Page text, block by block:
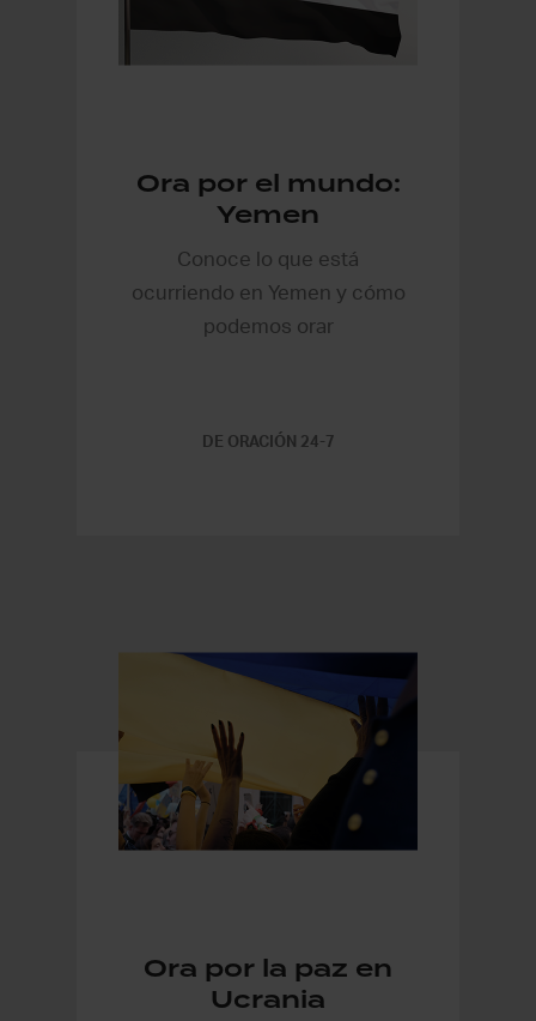
Ora por el mundo:
Yemen
Conoce lo que está
ocurriendo en Yemen y cómo
podemos orar
DE ORACIÓN 24-7
Ora por la paz en
Ucrania